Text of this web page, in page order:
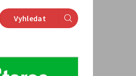
Vyhledat